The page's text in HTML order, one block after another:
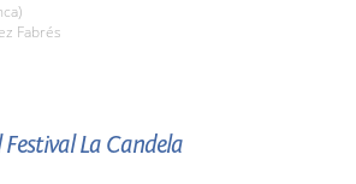
Fabrés
La Candela